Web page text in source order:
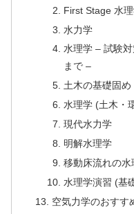
First Stage 水
水力学
水理学 – 試験
まで –
土木の基礎固
水理学 (土木・
現代水力学
明解水理学
移動床流れの水
水理学演習 (基
空気力学のおすす